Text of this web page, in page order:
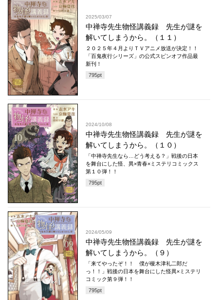
2025/03/07
中禅寺先生物怪講義録 先生が謎を
解いてしまうから。（１１）
２０２５年４月よりＴＶアニメ放送が決定！！
「百鬼夜行シリーズ」の公式スピンオフ作品最
新刊！
795pt
2024/10/08
中禅寺先生物怪講義録 先生が謎を
解いてしまうから。（１０）
「中禅寺先生なら…どう考える？」戦後の日本
を舞台にした怪、異×青春×ミステリコミックス
第１０弾！！
795pt
2024/05/09
中禅寺先生物怪講義録 先生が謎を
解いてしまうから。（９）
「来てやったぞ！！ 僕が榎木津礼二郎だ
っ！！」戦後の日本を舞台にした怪異×ミステリ
コミック第９弾！！
795pt